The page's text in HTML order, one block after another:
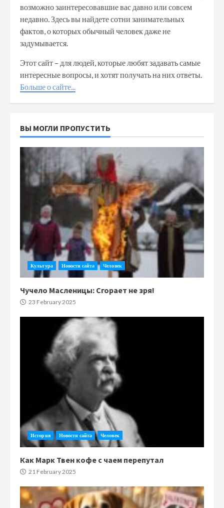
возможно заинтересовавшие вас давно или совсем
недавно. Здесь вы найдете сотни занимательных
фактов, о которых обычный человек даже не
задумывается.
Этот сайт – для людей, которые любят задавать самые
интересные вопросы, и хотят получать на них ответы.
Больше о сайте...
ВЫ МОГЛИ ПРОПУСТИТЬ
Культура Новости сайта Человек
Чучело Масленицы: Сгорает не зря!
23 February 2025
История Новости сайта Человек
Как Марк Твен кофе с чаем перепутал
21 February 2025